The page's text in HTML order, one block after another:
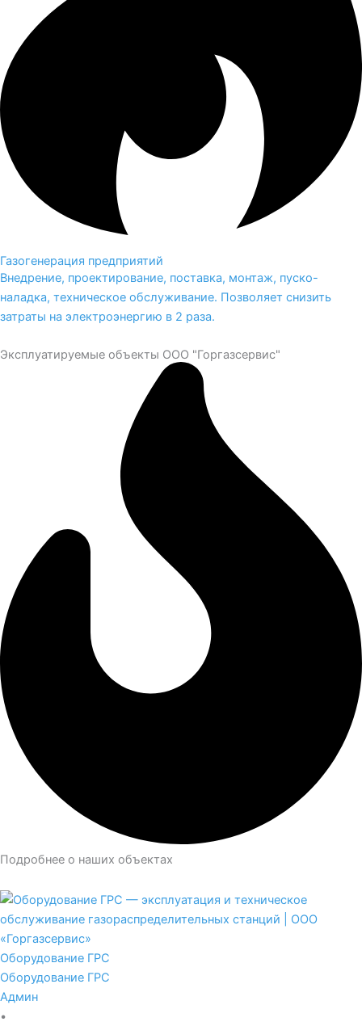
Газогенерация предприятий
Внедрение, проектирование, поставка, монтаж, пуско-
наладка, техническое обслуживание. Позволяет снизить
затраты на электроэнергию в 2 раза.
Эксплуатируемые объекты ООО "Горгазсервис"
Подробнее о наших объектах
Оборудование ГРС
Оборудование ГРС
Админ
•